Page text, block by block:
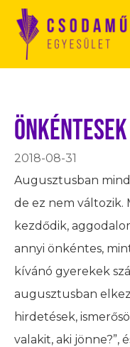
Önkéntesek
2018-08-31
Augusztusban
de ez nem
kezdődik,
annyi önkéntes,
kívánó gyerekek
augusztusban
hirdetések,
valakit, aki jönne?”,